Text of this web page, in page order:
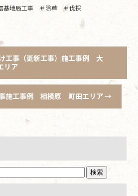
基地局工事 ＃除草 ＃伐採
工事（更新工事）施工事例 大
リア
施工事例 相模原 町田エリア→